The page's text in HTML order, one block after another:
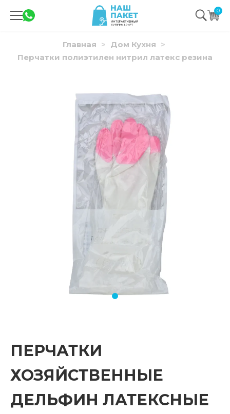
0
Главная
Дом Кухня
Перчатки полиэтилен нитрил латекс резина
ПЕРЧАТКИ
ХОЗЯЙСТВЕННЫЕ
ДЕЛЬФИН ЛАТЕКСНЫЕ